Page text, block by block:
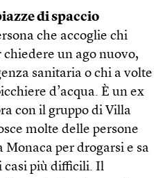
di spaccio
che accoglie chi
un ago nuovo,
sanitaria o chi a volte
d’acqua. È un ex
con il gruppo di Villa
molte delle persone
Monaca per drogarsi e sa
casi più difficili. Il